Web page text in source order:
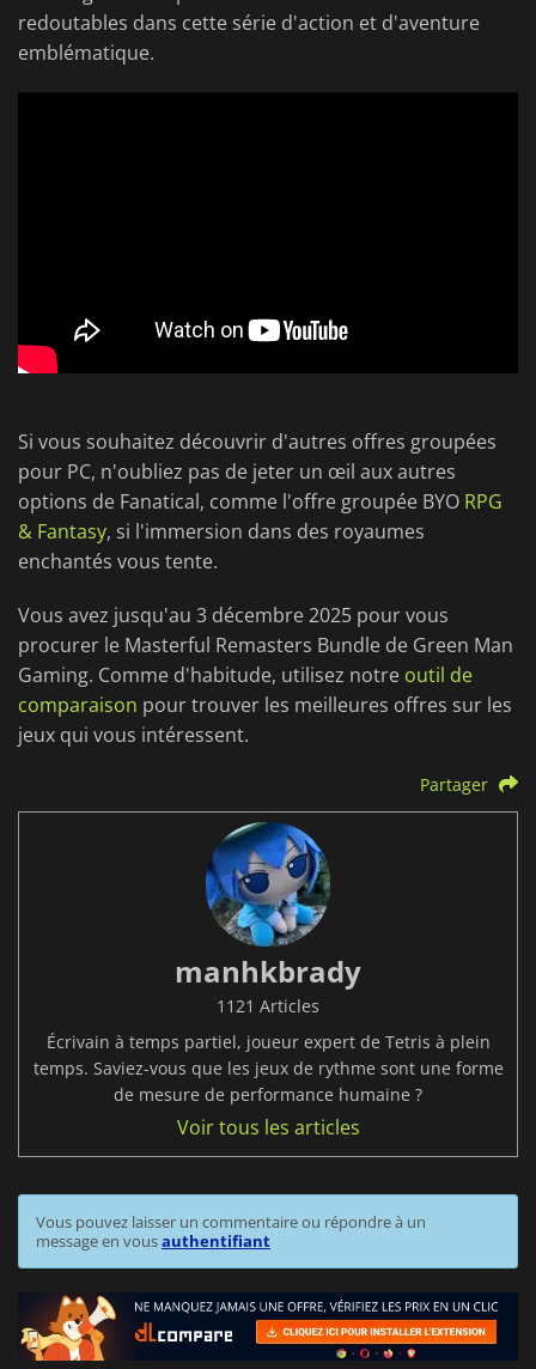
redoutables dans cette série d'action et d'aventure
emblématique.
Si vous souhaitez découvrir d'autres offres groupées
pour PC, n'oubliez pas de jeter un œil aux autres
options de Fanatical, comme l'offre groupée BYO RPG
& Fantasy, si l'immersion dans des royaumes
enchantés vous tente.
Vous avez jusqu'au 3 décembre 2025 pour vous
procurer le Masterful Remasters Bundle de Green Man
Gaming. Comme d'habitude, utilisez notre outil de
comparaison pour trouver les meilleures offres sur les
jeux qui vous intéressent.
Partager
manhkbrady
1121 Articles
Écrivain à temps partiel, joueur expert de Tetris à plein
temps. Saviez-vous que les jeux de rythme sont une forme
de mesure de performance humaine ?
Voir tous les articles
Vous pouvez laisser un commentaire ou répondre à un
message en vousauthentifiant